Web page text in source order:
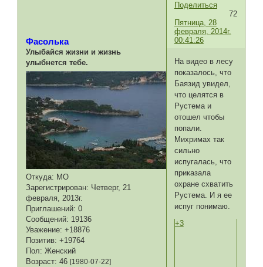
Поделиться
72
Пятница, 28
февраля, 2014г.
00:41:26
Фасолька
Улыбайся жизни и жизнь
улыбнется тебе.
Откуда: МО
Зарегистрирован: Четверг, 21
февраля, 2013г.
Приглашений: 0
Сообщений: 19136
Уважение: +18876
Позитив: +19764
Пол: Женский
Возраст: 46[1980-07-22]
На видео в лесу
показалось, что
Баязид увидел,
что целятся в
Рустема и
отошел чтобы
попали.
Михримах так
сильно
испугалась, что
приказала
охране схватить
Рустема. И я ее
испуг понимаю.
+3